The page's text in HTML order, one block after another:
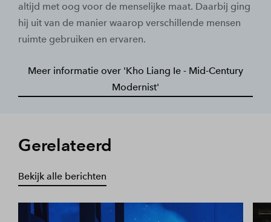
altijd met oog voor de menselijke maat. Daarbij ging
hij uit van de manier waarop verschillende mensen
ruimte gebruiken en ervaren.
Meer informatie over 'Kho Liang Ie - Mid-Century
Modernist'
Gerelateerd
Bekijk alle berichten